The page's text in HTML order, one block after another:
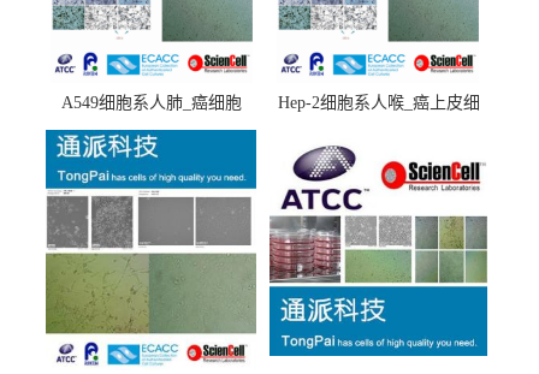
A549细胞系人肺_癌细胞
(A549细胞)
Hep-2细胞系人喉_癌上皮细